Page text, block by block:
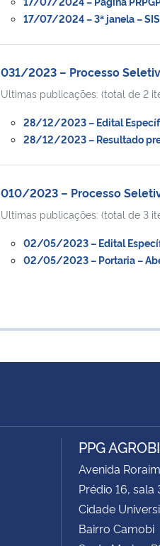
17/07/2024 – 3ª janela –
031/2023 – Processo
Ultimas publicações: (total de 2
28/12/2023 – Edital
28/12/2023 – Resultado
010/2023 – Processo
Ultimas publicações: (total de 3
02/05/2023 – Edital
02/05/2023 – Portaria –
PPG
Avenida
Prédio 16,
Cidade
Bairro Camobi